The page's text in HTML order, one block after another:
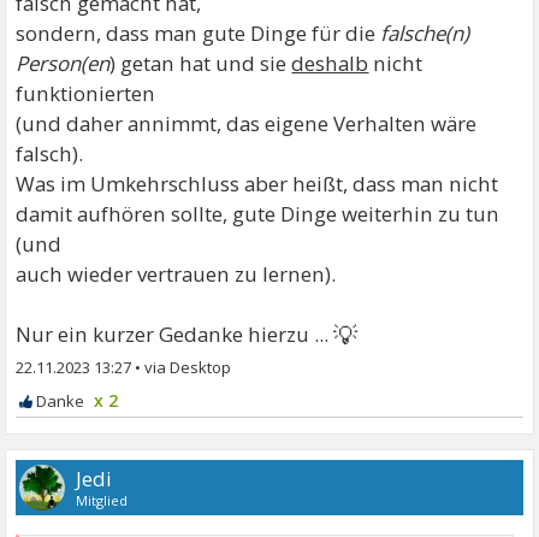
sondern, dass man gute Dinge für die falsche(n)
Person(en) getan hat und siedeshalb nicht
funktionierten
(und daher annimmt, das eigene Verhalten wäre
falsch).
Was im Umkehrschluss aber heißt, dass man nicht
damit aufhören sollte, gute Dinge weiterhin zu tun
(und
auch wieder vertrauen zu lernen).
Nur ein kurzer Gedanke hierzu ...💡
22.11.2023 13:27 •
x 2
Jedi
Mitglied